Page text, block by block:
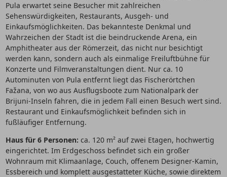
Pula erwartet seine Besucher mit zahlreichen
Sehenswürdigkeiten, Restaurants, Ausgeh- und
Einkaufsmöglichkeiten. Das bekannteste Denkmal und
Wahrzeichen der Stadt ist die beindruckende Arena, ein
Amphitheater aus der Römerzeit, das nicht nur besichtigt
werden kann, sondern auch als einmalige Freiluftbühne für
Konzerte und Filmveranstaltungen dient. Nur ca. 10
Autominuten von Pula entfernt liegt das Fischerörtchen
Fažana, von wo aus Ausflugsboote zum Nationalpark der
Brijuni-Inseln fahren, die in jedem Fall einen Besuch wert sind.
Restaurant und Einkaufsmöglichkeit befinden sich in
fußläufiger Entfernung.
Haus für 6 Personen: ca. 120 m² auf zwei Etagen, hochwertig
eingerichtet. Im Erdgeschoss befindet sich ein großer
Wohnraum mit Klimaanlage, Couch, offenem Designer-Kamin,
Essbereich und komplett ausgestatteter Küche, sowie direktem